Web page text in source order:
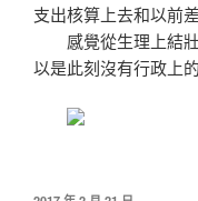
支出核算上去和以前
感覺從生理上結壯
以是此刻沒有行政上